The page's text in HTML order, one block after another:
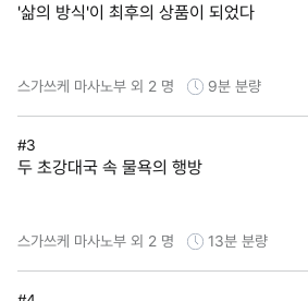
'삶의 방식'이 최후의 상품이 되었다
스가쓰케 마사노부 외 2 명 9분 분량
#3
두 초강대국 속 물욕의 행방
스가쓰케 마사노부 외 2 명 13분 분량